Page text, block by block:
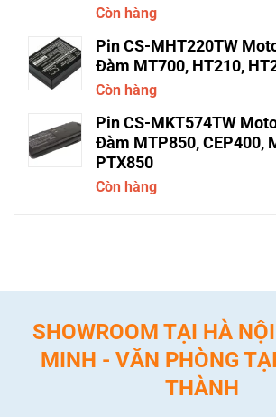
Còn hàng
Pin CS-MHT220TW
Đàm MT700, HT210,
Còn hàng
Pin CS-MKT574TW
Đàm MTP850, CEP400,
PTX850
Còn hàng
SHOWROOM TẠI HÀ
MINH - VĂN PHÒNG
THÀNH